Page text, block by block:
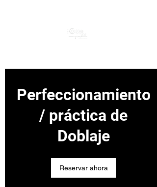
Perfeccionamiento
/ práctica de
Doblaje
Reservar ahora